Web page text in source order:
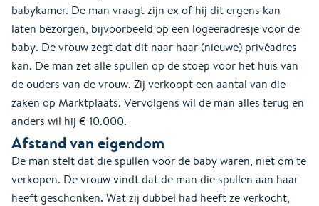
babykamer. De man vraagt zijn ex of hij dit ergens kan
laten bezorgen, bijvoorbeeld op een logeeradresje voor de
baby. De vrouw zegt dat dit naar haar (nieuwe) privéadres
kan. De man zet alle spullen op de stoep voor het huis van
de ouders van de vrouw. Zij verkoopt een aantal van die
zaken op Marktplaats. Vervolgens wil de man alles terug en
anders wil hij € 10.000.
Afstand van eigendom
De man stelt dat die spullen voor de baby waren, niet om te
verkopen. De vrouw vindt dat de man die spullen aan haar
heeft geschonken. Wat zij dubbel had heeft ze verkocht,